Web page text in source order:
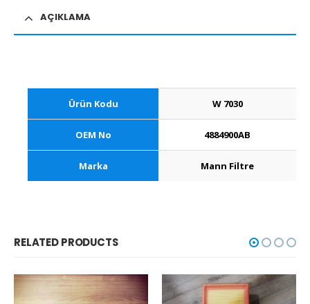
AÇIKLAMA
Ürün Kodu W 7030
OEM No 4884900AB
Marka Mann Filtre
RELATED PRODUCTS